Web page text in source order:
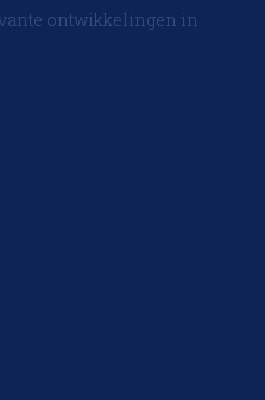
ontwikkelingen in